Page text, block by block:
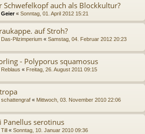
Schwefelkopf auch als Blockkultur?
Geier« Sonntag, 01. April 2012 15:21
auf Stroh?
Das-Pilzimperium « Samstag, 04. Februar 2012 20:23
- Polyporus squamosus
Reblaus « Freitag, 26. August 2011 09:15
schattengraf « Mittwoch, 03. November 2010 22:06
Panellus serotinus
Till « Sonntag, 10. Januar 2010 09:36